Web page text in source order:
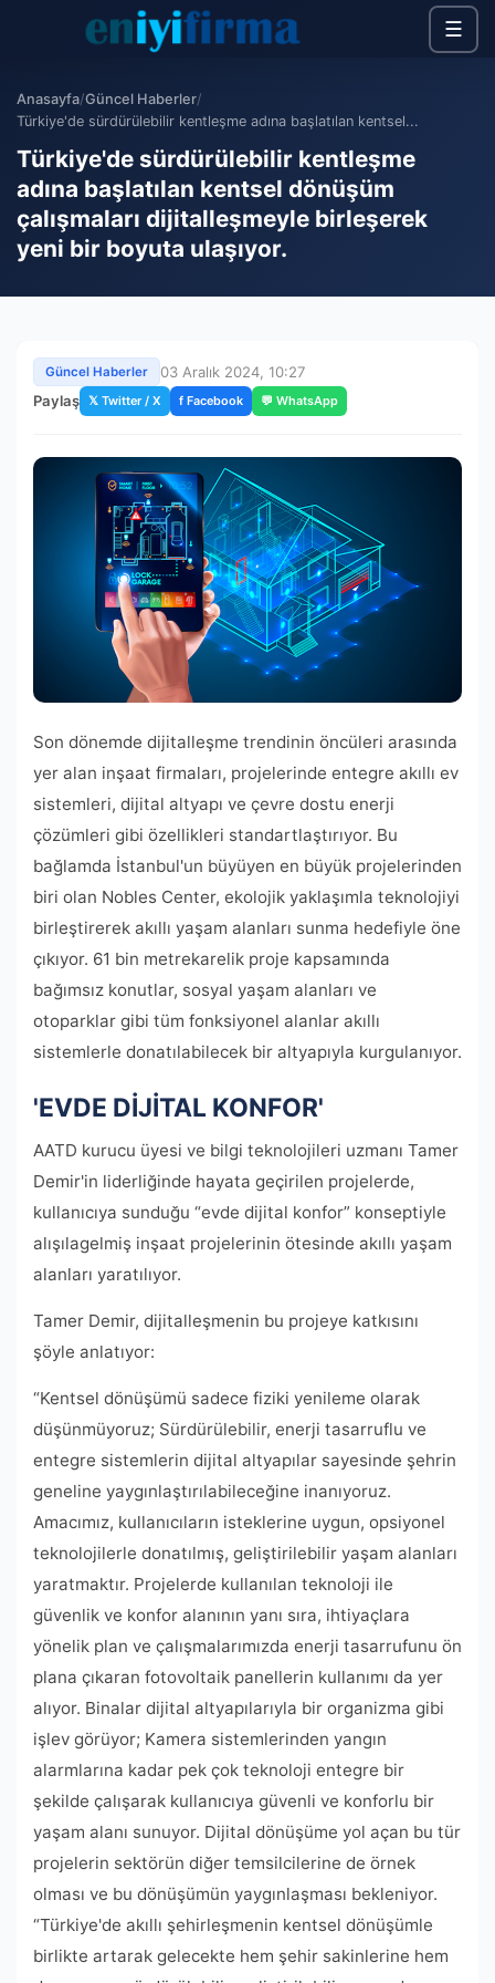
☰
Anasayfa/Güncel Haberler/
Türkiye'de sürdürülebilir kentleşme adına başlatılan kentsel...
Türkiye'de sürdürülebilir kentleşme
adına başlatılan kentsel dönüşüm
çalışmaları dijitalleşmeyle birleşerek
yeni bir boyuta ulaşıyor.
Güncel Haberler
03 Aralık 2024, 10:27
Paylaş 𝕏 Twitter / X f Facebook 💬 WhatsApp
Son dönemde dijitalleşme trendinin öncüleri arasında
yer alan inşaat firmaları, projelerinde entegre akıllı ev
sistemleri, dijital altyapı ve çevre dostu enerji
çözümleri gibi özellikleri standartlaştırıyor. Bu
bağlamda İstanbul'un büyüyen en büyük projelerinden
biri olan Nobles Center, ekolojik yaklaşımla teknolojiyi
birleştirerek akıllı yaşam alanları sunma hedefiyle öne
çıkıyor. 61 bin metrekarelik proje kapsamında
bağımsız konutlar, sosyal yaşam alanları ve
otoparklar gibi tüm fonksiyonel alanlar akıllı
sistemlerle donatılabilecek bir altyapıyla kurgulanıyor.
'EVDE DİJİTAL KONFOR'
AATD kurucu üyesi ve bilgi teknolojileri uzmanı Tamer
Demir'in liderliğinde hayata geçirilen projelerde,
kullanıcıya sunduğu “evde dijital konfor” konseptiyle
alışılagelmiş inşaat projelerinin ötesinde akıllı yaşam
alanları yaratılıyor.
Tamer Demir, dijitalleşmenin bu projeye katkısını
şöyle anlatıyor:
“Kentsel dönüşümü sadece fiziki yenileme olarak
düşünmüyoruz; Sürdürülebilir, enerji tasarruflu ve
entegre sistemlerin dijital altyapılar sayesinde şehrin
geneline yaygınlaştırılabileceğine inanıyoruz.
Amacımız, kullanıcıların isteklerine uygun, opsiyonel
teknolojilerle donatılmış, geliştirilebilir yaşam alanları
yaratmaktır. Projelerde kullanılan teknoloji ile
güvenlik ve konfor alanının yanı sıra, ihtiyaçlara
yönelik plan ve çalışmalarımızda enerji tasarrufunu ön
plana çıkaran fotovoltaik panellerin kullanımı da yer
alıyor. Binalar dijital altyapılarıyla bir organizma gibi
işlev görüyor; Kamera sistemlerinden yangın
alarmlarına kadar pek çok teknoloji entegre bir
şekilde çalışarak kullanıcıya güvenli ve konforlu bir
yaşam alanı sunuyor. Dijital dönüşüme yol açan bu tür
projelerin sektörün diğer temsilcilerine de örnek
olması ve bu dönüşümün yaygınlaşması bekleniyor.
“Türkiye'de akıllı şehirleşmenin kentsel dönüşümle
birlikte artarak gelecekte hem şehir sakinlerine hem